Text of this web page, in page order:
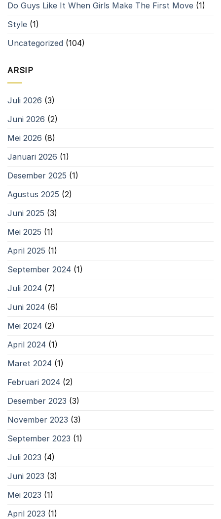
Bandung
Do Guys Like It When Girls Make The First Move (1)
Style (1)
Uncategorized (104)
ARSIP
Juli 2026 (3)
Juni 2026 (2)
Mei 2026 (8)
Januari 2026 (1)
Desember 2025 (1)
Agustus 2025 (2)
Juni 2025 (3)
Mei 2025 (1)
April 2025 (1)
September 2024 (1)
Juli 2024 (7)
Juni 2024 (6)
Mei 2024 (2)
April 2024 (1)
Maret 2024 (1)
Februari 2024 (2)
Desember 2023 (3)
November 2023 (3)
September 2023 (1)
Juli 2023 (4)
Juni 2023 (3)
Mei 2023 (1)
April 2023 (1)